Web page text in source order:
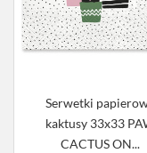
Serwetki
kaktusy 33x33
CACTUS ON...